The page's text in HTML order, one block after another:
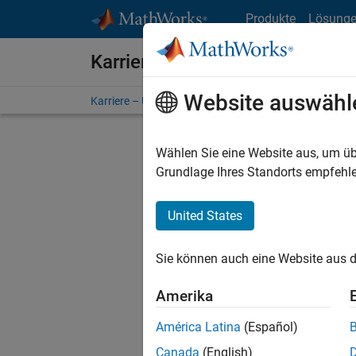
Produkte
Karriere bei MathWorks
Karriere – Übersicht Stellensuche
Stellen
Es
Region
Website
Wählen Sie eine Website aus, um
Grundlage Ihres Standorts
United States
Sie können auch eine Website aus
Amerika
América Latina (Español)
Canada (English)